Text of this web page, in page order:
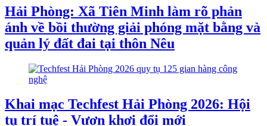
Hải Phòng: Xã Tiên Minh làm rõ phản
ánh về bồi thường giải phóng mặt bằng và
quản lý đất đai tại thôn Nêu
Khai mạc Techfest Hải Phòng 2026: Hội
tụ trí tuệ - Vươn khơi đổi mới